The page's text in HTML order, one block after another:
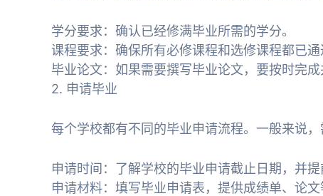
学分要求：确认已经修满毕业所需的学分。
课程要求：确保所有必修课程和选修课程都已通
毕业论文：如果需要撰写毕业论文，要按时完成
2. 申请毕业
每个学校都有不同的毕业申请流程。一般来说
申请时间：了解学校的毕业申请截止日期，并提
申请材料：填写毕业申请表，提供成绩单、论文